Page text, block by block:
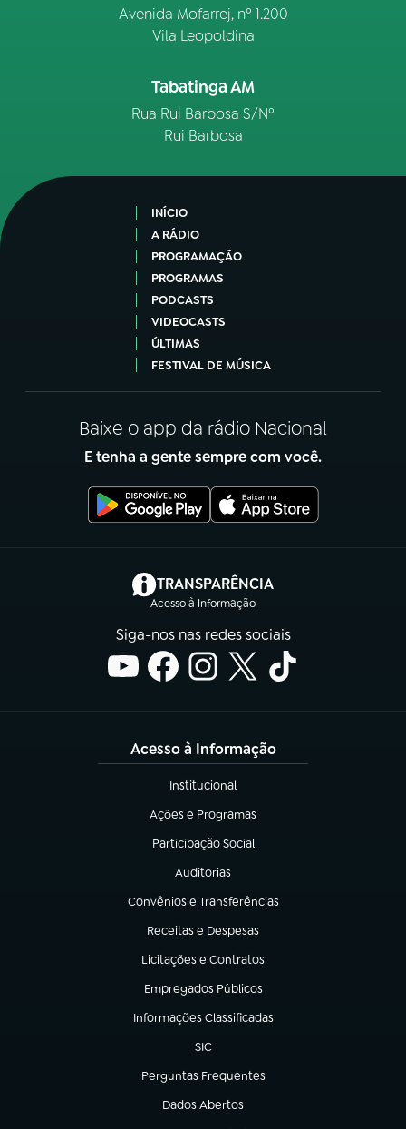
Avenida Mofarrej, nº 1.200
Vila Leopoldina
Tabatinga AM
Rua Rui Barbosa S/Nº
Rui Barbosa
INÍCIO
A RÁDIO
PROGRAMAÇÃO
PROGRAMAS
PODCASTS
VIDEOCASTS
ÚLTIMAS
FESTIVAL DE MÚSICA
Baixe o app da rádio Nacional
E tenha a gente sempre com você.
TRANSPARÊNCIA
Acesso à Informação
(abre em nova aba)
Siga-nos nas redes sociais
Acesso à Informação
Institucional
(abre em nova aba)
Ações e Programas
(abre em nova aba)
Participação Social
(abre em nova aba)
Auditorias
(abre em nova aba)
Convênios e Transferências
(abre em nova aba)
Receitas e Despesas
(abre em nova aba)
Licitações e Contratos
(abre em nova aba)
Empregados Públicos
(abre em nova aba)
Informações Classificadas
(abre em nova aba)
SIC
(abre em nova aba)
Perguntas Frequentes
(abre em nova aba)
Dados Abertos
(abre em nova aba)